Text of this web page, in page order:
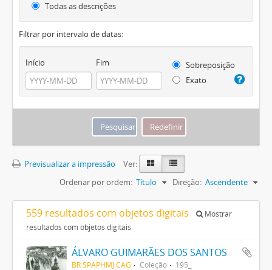
Todas as descrições
Filtrar por intervalo de datas:
Início Fim
Sobreposição
Exato
Previsualizar a impressão
Ver:
Ordenar por ordem: Título Direção: Ascendente
559 resultados com objetos digitais
Mostrar
resultados com objetos digitais
ÁLVARO GUIMARÃES DOS SANTOS
BR SPAPHMJ CAG Coleção 195_